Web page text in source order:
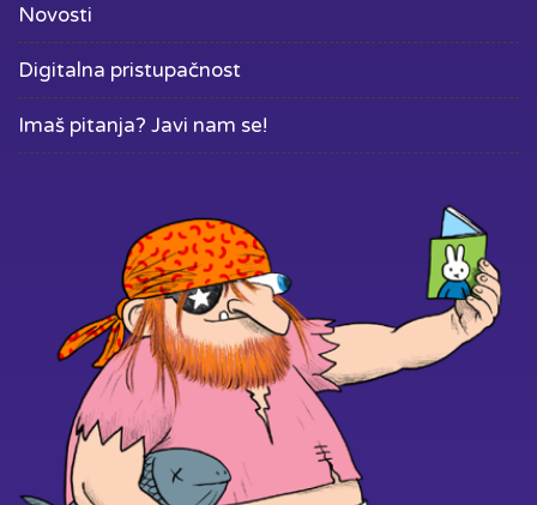
Novosti
Digitalna pristupačnost
Imaš pitanja? Javi nam se!